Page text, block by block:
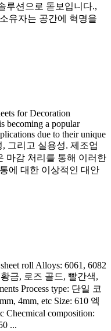
루션으로 돋보입니다.,
유자는 공간에 혁명을
for Decoration
becoming a popular
due to their unique
, 그리고 실용성. 제조업
마감 처리를 통해 이러한
에 대한 이상적인 대안
roll Alloys: 6061, 6082
금, 로즈 골드, 빨간색,
Process type: 단일 코
4mm, etc Size: 610 엑
Checmical composition:
...